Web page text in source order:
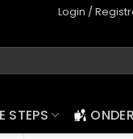
Login /
STEPS